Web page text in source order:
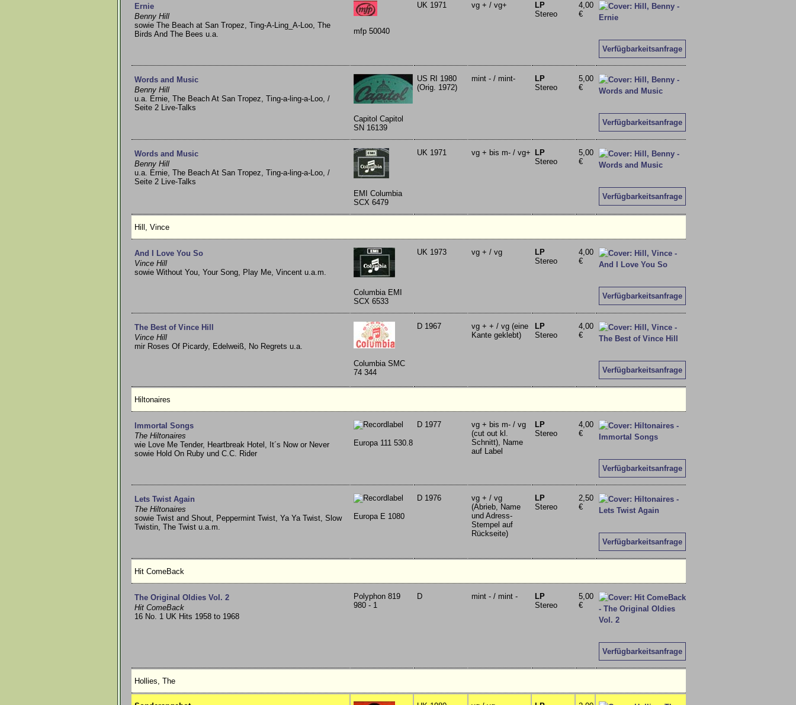
Ernie
Benny Hill
sowie The Beach at San Tropez, Ting-A-Ling_A-Loo, The
Birds And The Bees u.a.
mfp 50040
UK 1971 vg + / vg+
LP
Stereo
4,00
€
Verfügbarkeitsanfrage
Words and Music
Benny Hill
u.a. Ernie, The Beach At San Tropez, Ting-a-ling-a-Loo, /
Seite 2 Live-Talks
Capitol Capitol
SN 16139
US RI 1980
(Orig. 1972)
mint - / mint-
LP
Stereo
5,00
€
Verfügbarkeitsanfrage
Words and Music
Benny Hill
u.a. Ernie, The Beach At San Tropez, Ting-a-ling-a-Loo, /
Seite 2 Live-Talks
EMI Columbia
SCX 6479
UK 1971 vg + bis m- / vg+
LP
Stereo
5,00
€
Verfügbarkeitsanfrage
Hill, Vince
And I Love You So
Vince Hill
sowie Without You, Your Song, Play Me, Vincent u.a.m.
Columbia EMI
SCX 6533
UK 1973 vg + / vg
LP
Stereo
4,00
€
Verfügbarkeitsanfrage
The Best of Vince Hill
Vince Hill
mir Roses Of Picardy, Edelweiß, No Regrets u.a.
Columbia SMC
74 344
D 1967
vg + + / vg (eine
Kante geklebt)
LP
Stereo
4,00
€
Verfügbarkeitsanfrage
Hiltonaires
Immortal Songs
The Hiltonaires
wie Love Me Tender, Heartbreak Hotel, It´s Now or Never
sowie Hold On Ruby und C.C. Rider
Europa 111 530.8
D 1977
vg + bis m- / vg
(cut out kl.
Schnitt), Name
auf Label
LP
Stereo
4,00
€
Verfügbarkeitsanfrage
Lets Twist Again
The Hiltonaires
sowie Twist and Shout, Peppermint Twist, Ya Ya Twist, Slow
Twistin, The Twist u.a.m.
Europa E 1080
D 1976
vg + / vg
(Abrieb, Name
und Adress-
Stempel auf
Rückseite)
LP
Stereo
2,50
€
Verfügbarkeitsanfrage
Hit ComeBack
The Original Oldies Vol. 2
Hit ComeBack
16 No. 1 UK Hits 1958 to 1968
Polyphon 819
980 - 1
D mint - / mint -
LP
Stereo
5,00
€
Verfügbarkeitsanfrage
Hollies, The